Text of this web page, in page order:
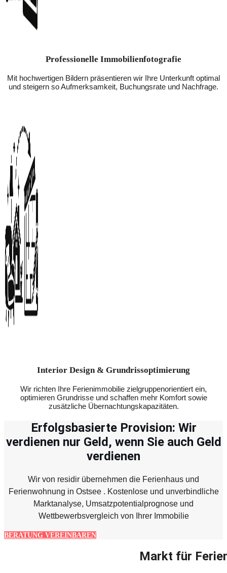
Professionelle Immobilienfotografie
Mit hochwertigen Bildern präsentieren wir Ihre Unterkunft optimal
und steigern so Aufmerksamkeit, Buchungsrate und Nachfrage.
Interior Design & Grundrissoptimierung
Wir richten Ihre Ferienimmobilie zielgruppenorientiert ein,
optimieren Grundrisse und schaffen mehr Komfort sowie
zusätzliche Übernachtungskapazitäten.
Erfolgsbasierte Provision: Wir
verdienen nur Geld, wenn Sie auch Geld
verdienen
Wir von residir übernehmen die Ferienhaus und
Ferienwohnung in Ostsee . Kostenlose und unverbindliche
Marktanalyse, Umsatzpotentialprognose und
Wettbewerbsvergleich von Ihrer Immobilie
BERATUNG VEREINBAREN
Markt für